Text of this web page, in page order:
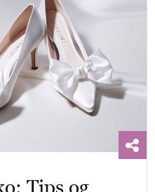
Tips og